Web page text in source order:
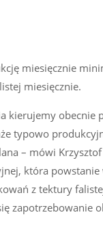
miesięcznie
miesięcznie.
kierujemy obecnie
typowo
– mówi
która
z tektury
zapotrzebowanie